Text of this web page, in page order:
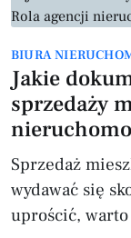
nieruchomości
wpływających
sprzedać
decyzji o
BIURA
Jakie
sprzedaży
Sprzedaż
wydawać się
uprościć,